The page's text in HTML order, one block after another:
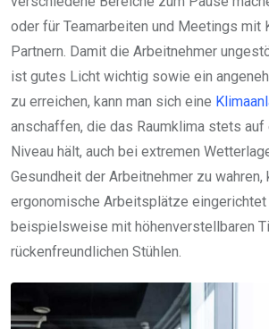
oder für Teamarbeiten und Meetings mit
Partnern. Damit die Arbeitnehmer
ist gutes Licht wichtig sowie ein
zu erreichen, kann man sich eine
anschaffen, die das Raumklima stets auf
Niveau hält, auch bei extremen
Gesundheit der Arbeitnehmer zu wahren,
ergonomische Arbeitsplätze eingerichtet
beispielsweise mit höhenverstellbaren
rückenfreundlichen Stühlen.